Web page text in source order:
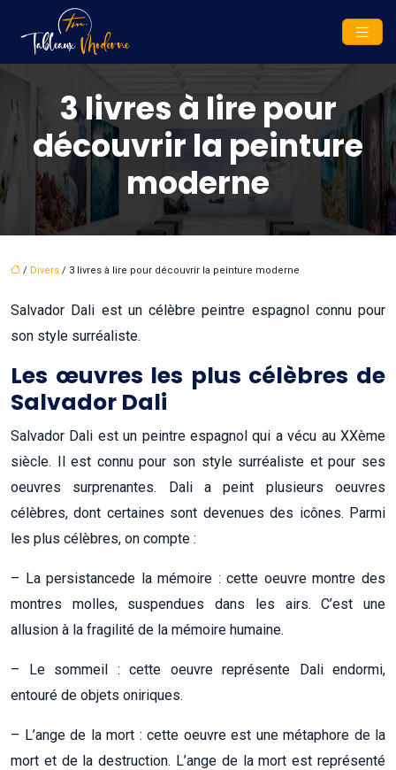
3 livres à lire pour
découvrir la peinture
moderne
/ Divers / 3 livres à lire pour découvrir la peinture moderne
Salvador Dali est un célèbre peintre espagnol connu pour
son style surréaliste.
Les œuvres les plus célèbres de
Salvador Dali
Salvador Dali est un peintre espagnol qui a vécu au XXème
siècle. Il est connu pour son style surréaliste et pour ses
oeuvres surprenantes. Dali a peint plusieurs oeuvres
célèbres, dont certaines sont devenues des icônes. Parmi
les plus célèbres, on compte :
– La persistancede la mémoire : cette oeuvre montre des
montres molles, suspendues dans les airs. C’est une
allusion à la fragilité de la mémoire humaine.
– Le sommeil : cette oeuvre représente Dali endormi,
entouré de objets oniriques.
– L’ange de la mort : cette oeuvre est une métaphore de la
mort et de la destruction. L’ange de la mort est représenté